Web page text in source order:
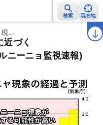
検索 現在地
ラ
…
近づく
ニーニョ監視速報)